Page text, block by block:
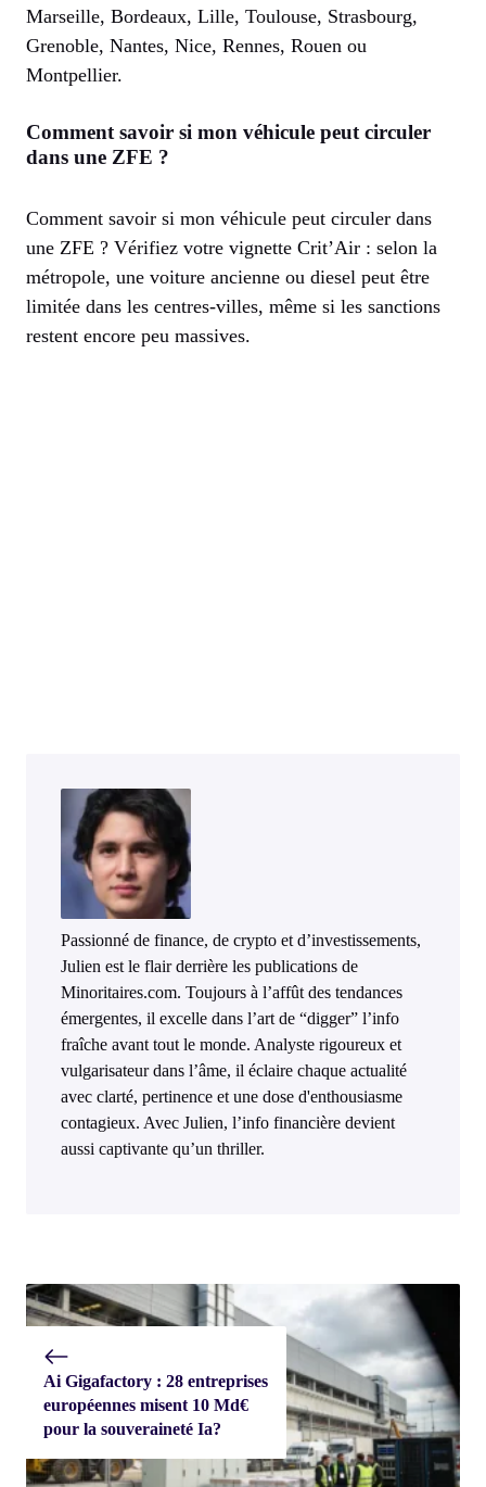
Marseille, Bordeaux, Lille, Toulouse, Strasbourg,
Grenoble, Nantes, Nice, Rennes, Rouen ou
Montpellier.
Comment savoir si mon véhicule peut circuler
dans une ZFE ?
Comment savoir si mon véhicule peut circuler dans
une ZFE ? Vérifiez votre vignette Crit’Air : selon la
métropole, une voiture ancienne ou diesel peut être
limitée dans les centres-villes, même si les sanctions
restent encore peu massives.
Passionné de finance, de crypto et d’investissements,
Julien est le flair derrière les publications de
Minoritaires.com. Toujours à l’affût des tendances
émergentes, il excelle dans l’art de “digger” l’info
fraîche avant tout le monde. Analyste rigoureux et
vulgarisateur dans l’âme, il éclaire chaque actualité
avec clarté, pertinence et une dose d'enthousiasme
contagieux. Avec Julien, l’info financière devient
aussi captivante qu’un thriller.
Ai Gigafactory : 28 entreprises
européennes misent 10 Md€
pour la souveraineté Ia?